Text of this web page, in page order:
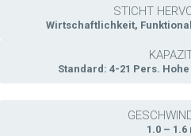
STICHT
Wirtschaftlichkeit,
Standard: 4-21 Pers.
1.0 – 1.6